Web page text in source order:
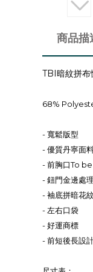
商品描
TBI暗紋拼布
68%
- 寬鬆版型
- 優質丹寧面
- 前胸口To
- 鈕門金邊處理
- 袖底拼暗花
- 左右口袋
- 好運商標
- 前短後長設